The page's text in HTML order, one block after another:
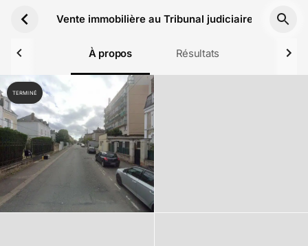
Vente immobilière au Tribunal judiciaire Melun le
À propos Résultats
TERMINÉ